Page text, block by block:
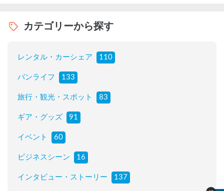
カテゴリーから探す
レンタル・カーシェア 110
バンライフ 133
旅行・観光・スポット 83
ギア・グッズ 91
イベント 60
ビジネスシーン 16
インタビュー・ストーリー 137